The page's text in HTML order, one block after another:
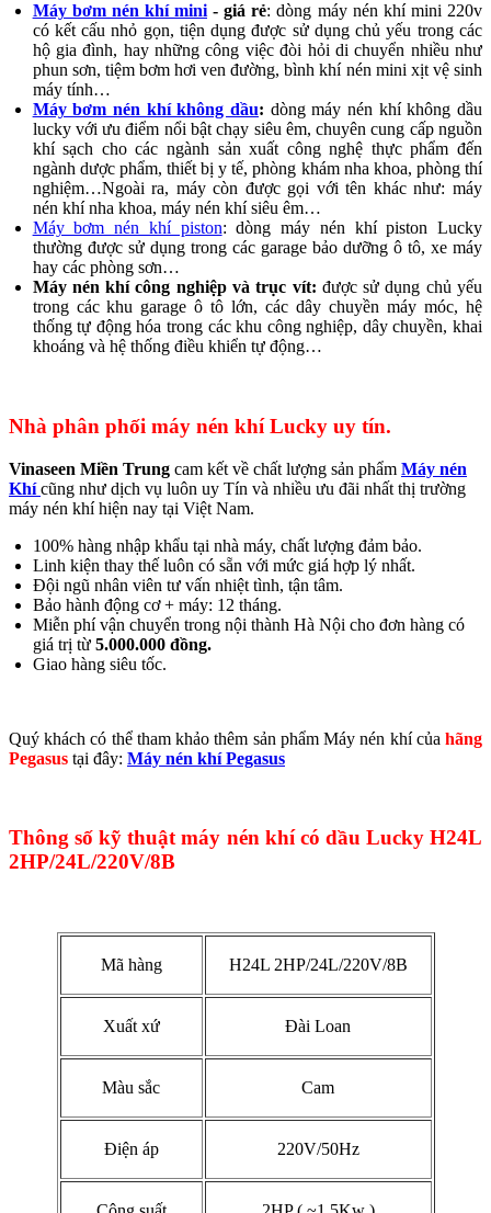
Máy bơm nén khí mini - giá rẻ: dòng máy nén khí mini 220v
có kết cấu nhỏ gọn, tiện dụng được sử dụng chủ yếu trong các
hộ gia đình, hay những công việc đòi hỏi di chuyển nhiều như
phun sơn, tiệm bơm hơi ven đường, bình khí nén mini xịt vệ sinh
máy tính…
Máy bơm nén khí không dầu: dòng máy nén khí không dầu
lucky với ưu điểm nổi bật chạy siêu êm, chuyên cung cấp nguồn
khí sạch cho các ngành sản xuất công nghệ thực phẩm đến
ngành dược phẩm, thiết bị y tế, phòng khám nha khoa, phòng thí
nghiệm…Ngoài ra, máy còn được gọi với tên khác như: máy
nén khí nha khoa, máy nén khí siêu êm…
Máy bơm nén khí piston: dòng máy nén khí piston Lucky
thường được sử dụng trong các garage bảo dưỡng ô tô, xe máy
hay các phòng sơn…
Máy nén khí công nghiệp và trục vít: được sử dụng chủ yếu
trong các khu garage ô tô lớn, các dây chuyền máy móc, hệ
thống tự động hóa trong các khu công nghiệp, dây chuyền, khai
khoáng và hệ thống điều khiển tự động…
Nhà phân phối máy nén khí Lucky uy tín.
Vinaseen Miền Trung cam kết về chất lượng sản phẩm Máy nén
Khí cũng như dịch vụ luôn uy Tín và nhiều ưu đãi nhất thị trường
máy nén khí hiện nay tại Việt Nam.
100% hàng nhập khẩu tại nhà máy, chất lượng đảm bảo.
Linh kiện thay thế luôn có sẵn với mức giá hợp lý nhất.
Đội ngũ nhân viên tư vấn nhiệt tình, tận tâm.
Bảo hành động cơ + máy: 12 tháng.
Miễn phí vận chuyển trong nội thành Hà Nội cho đơn hàng có
giá trị từ 5.000.000 đồng.
Giao hàng siêu tốc.
Quý khách có thể tham khảo thêm sản phẩm Máy nén khí của hãng
Pegasus tại đây: Máy nén khí Pegasus
Thông số kỹ thuật máy nén khí có dầu Lucky H24L
2HP/24L/220V/8B
Mã hàng H24L 2HP/24L/220V/8B
Xuất xứ Đài Loan
Màu sắc Cam
Điện áp 220V/50Hz